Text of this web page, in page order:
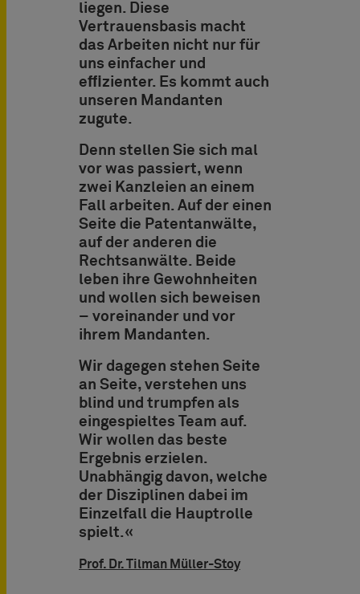
liegen. Diese
Vertrauensbasis macht
das Arbeiten nicht nur für
uns einfacher und
eﬃzienter. Es kommt auch
unseren Mandanten
zugute.
Denn stellen Sie sich mal
vor was passiert, wenn
zwei Kanzleien an einem
Fall arbeiten. Auf der einen
Seite die Patentanwälte,
auf der anderen die
Rechtsanwälte. Beide
leben ihre Gewohnheiten
und wollen sich beweisen
– voreinander und vor
ihrem Mandanten.
Wir dagegen stehen Seite
an Seite, verstehen uns
blind und trumpfen als
eingespieltes Team auf.
Wir wollen das beste
Ergebnis erzielen.
Unabhängig davon, welche
der Disziplinen dabei im
Einzelfall die Hauptrolle
spielt.«
Prof. Dr. Tilman Müller-Stoy